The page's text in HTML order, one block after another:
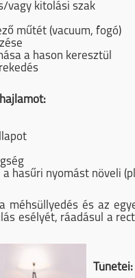
vagy kitolási szak
műtét (vacuum, fogó)
a hason keresztül
hasűri nyomást növeli
méhsüllyedés és az
esélyét, ráadásul a
Tünetei: